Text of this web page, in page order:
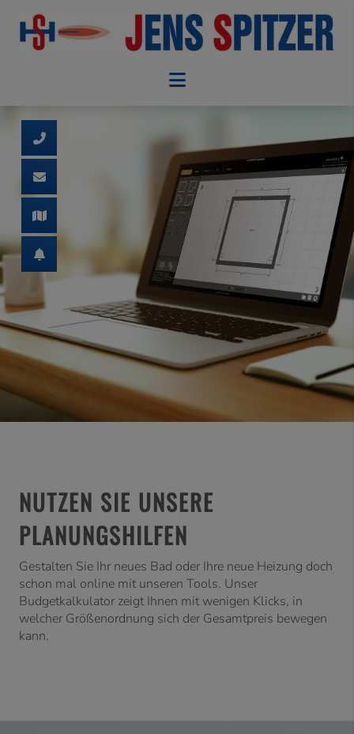
NUTZEN SIE UNSERE
PLANUNGSHILFEN
Gestalten Sie Ihr neues Bad oder Ihre neue Heizung doch
schon mal online mit unseren Tools. Unser
Budgetkalkulator zeigt Ihnen mit wenigen Klicks, in
welcher Größenordnung sich der Gesamtpreis bewegen
kann.